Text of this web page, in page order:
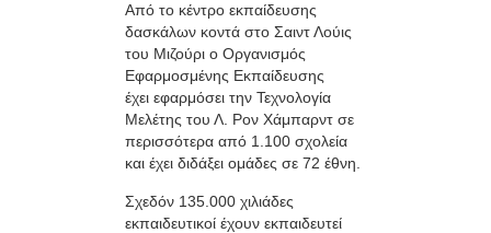
Από το κέντρο εκπαίδευσης
δασκάλων κοντά στο Σαιντ Λούις
του Μιζούρι ο Οργανισμός
Εφαρμοσμένης Εκπαίδευσης
έχει εφαρμόσει την Τεχνολογία
Μελέτης του Λ. Ρον Χάμπαρντ σε
περισσότερα από 1.100 σχολεία
και έχει διδάξει ομάδες σε 72 έθνη.
Σχεδόν 135.000 χιλιάδες
εκπαιδευτικοί έχουν εκπαιδευτεί